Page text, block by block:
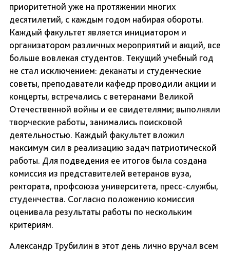
приоритетной уже на протяжении многих
десятилетий, с каждым годом набирая обороты.
Каждый факультет является инициатором и
организатором различных мероприятий и акций, все
больше вовлекая студентов. Текущий учебный год
не стал исключением: деканаты и студенческие
советы, преподаватели кафедр проводили акции и
концерты, встречались с ветеранами Великой
Отечественной войны и ее свидетелями; выполняли
творческие работы, занимались поисковой
деятельностью. Каждый факультет вложил
максимум сил в реализацию задач патриотической
работы. Для подведения ее итогов была создана
комиссия из представителей ветеранов вуза,
ректората, профсоюза университета, пресс-службы,
студенчества. Согласно положению комиссия
оценивала результаты работы по нескольким
критериям.
Александр Трубилин в этот день лично вручал всем